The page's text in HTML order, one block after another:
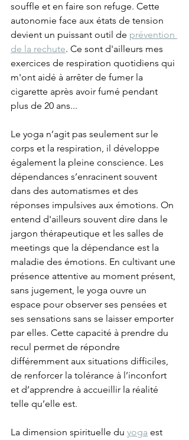
souffle et en faire son refuge. Cette
autonomie face aux états de tension
devient un puissant outil de prévention
de la rechute. Ce sont d'ailleurs mes
exercices de respiration quotidiens qui
m'ont aidé à arrêter de fumer la
cigarette après avoir fumé pendant
plus de 20 ans...
Le yoga n’agit pas seulement sur le
corps et la respiration, il développe
également la pleine conscience. Les
dépendances s’enracinent souvent
dans des automatismes et des
réponses impulsives aux émotions. On
entend d'ailleurs souvent dire dans le
jargon thérapeutique et les salles de
meetings que la dépendance est la
maladie des émotions. En cultivant une
présence attentive au moment présent,
sans jugement, le yoga ouvre un
espace pour observer ses pensées et
ses sensations sans se laisser emporter
par elles. Cette capacité à prendre du
recul permet de répondre
différemment aux situations difficiles,
de renforcer la tolérance à l’inconfort
et d’apprendre à accueillir la réalité
telle qu’elle est.
La dimension spirituelle du yoga est